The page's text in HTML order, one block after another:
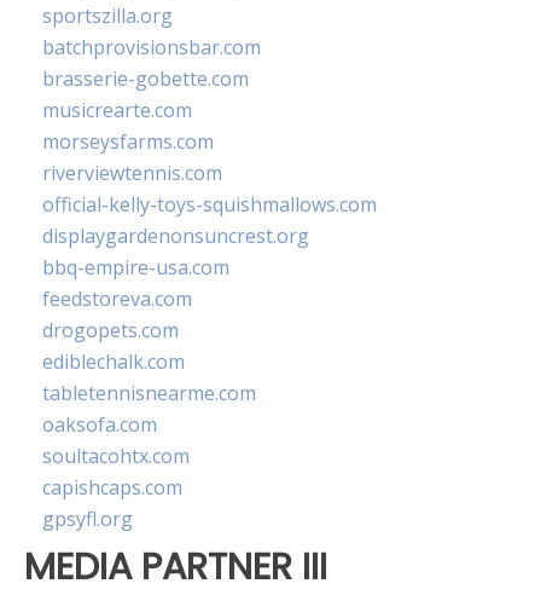
sportszilla.org
batchprovisionsbar.com
brasserie-gobette.com
musicrearte.com
morseysfarms.com
riverviewtennis.com
official-kelly-toys-squishmallows.com
displaygardenonsuncrest.org
bbq-empire-usa.com
feedstoreva.com
drogopets.com
ediblechalk.com
tabletennisnearme.com
oaksofa.com
soultacohtx.com
capishcaps.com
gpsyfl.org
MEDIA PARTNER III